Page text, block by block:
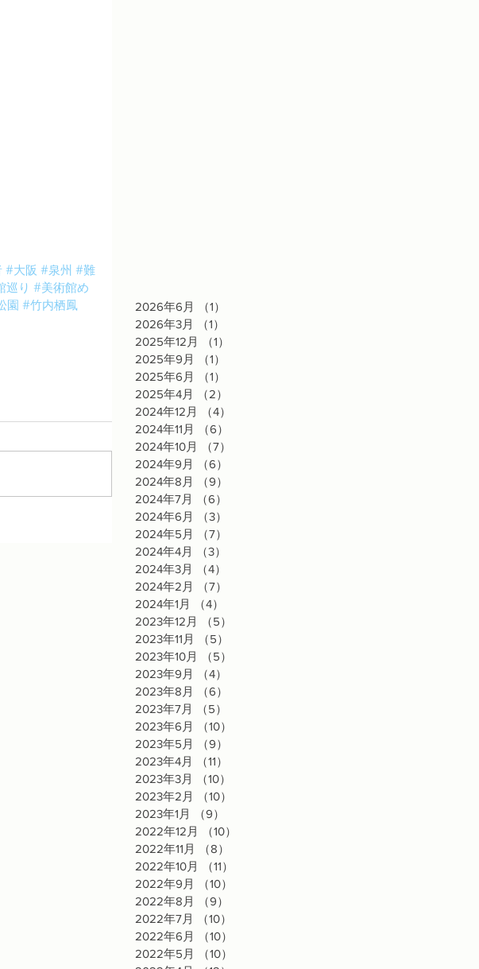
#大阪 #泉州 #難
巡り #美術館め
園 #竹内栖鳳
2026年6月 （1）
2026年3月
（1）
2025年12月
（1）
2025年9月
（1）
2025年6月
（1）
2025年4月
（2）
2024年12月
（4）
2024年11月
（6）
2024年10月
（7）
2024年9月
（6）
2024年8月
（9）
2024年7月
（6）
2024年6月
（3）
2024年5月
（7）
2024年4月
（3）
2024年3月
（4）
2024年2月
（7）
2024年1月
（4）
2023年12月
（5）
2023年11月
（5）
2023年10月
（5）
2023年9月
（4）
2023年8月
（6）
2023年7月
（5）
2023年6月
（10）
2023年5月
（9）
2023年4月
（11）
2023年3月
（10）
2023年2月
（10）
2023年1月
（9）
2022年12月
（10）
2022年11月
（8）
2022年10月
（11）
2022年9月
（10）
2022年8月
（9）
2022年7月
（10）
2022年6月
（10）
2022年5月
（10）